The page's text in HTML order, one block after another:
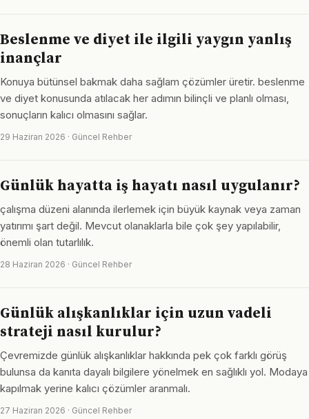
Beslenme ve diyet ile ilgili yaygın yanlış
inançlar
Konuya bütünsel bakmak daha sağlam çözümler üretir. beslenme
ve diyet konusunda atılacak her adımın bilinçli ve planlı olması,
sonuçların kalıcı olmasını sağlar.
29 Haziran 2026 · Güncel Rehber
Günlük hayatta iş hayatı nasıl uygulanır?
çalışma düzeni alanında ilerlemek için büyük kaynak veya zaman
yatırımı şart değil. Mevcut olanaklarla bile çok şey yapılabilir,
önemli olan tutarlılık.
28 Haziran 2026 · Güncel Rehber
Günlük alışkanlıklar için uzun vadeli
strateji nasıl kurulur?
Çevremizde günlük alışkanlıklar hakkında pek çok farklı görüş
bulunsa da kanıta dayalı bilgilere yönelmek en sağlıklı yol. Modaya
kapılmak yerine kalıcı çözümler aranmalı.
27 Haziran 2026 · Güncel Rehber